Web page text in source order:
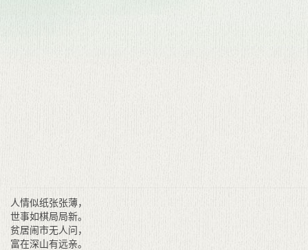
人情似纸张张薄，
世事如棋局局新。
贫居闹市无人问，
富在深山有远亲。